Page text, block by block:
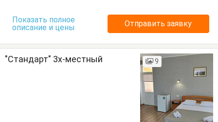
Показать полное
описание и цены
Отправить заявку
"Стандарт" 3х-местный 9